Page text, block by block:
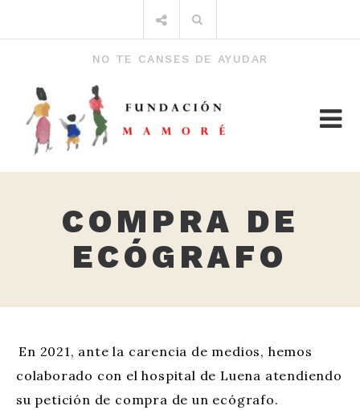
por:
NO TE CANSES DE AYUDAR
COMPRA DE
ECÓGRAFO
En 2021, ante la carencia de medios, hemos
colaborado con el hospital de Luena atendiendo
su petición de compra de un ecógrafo.